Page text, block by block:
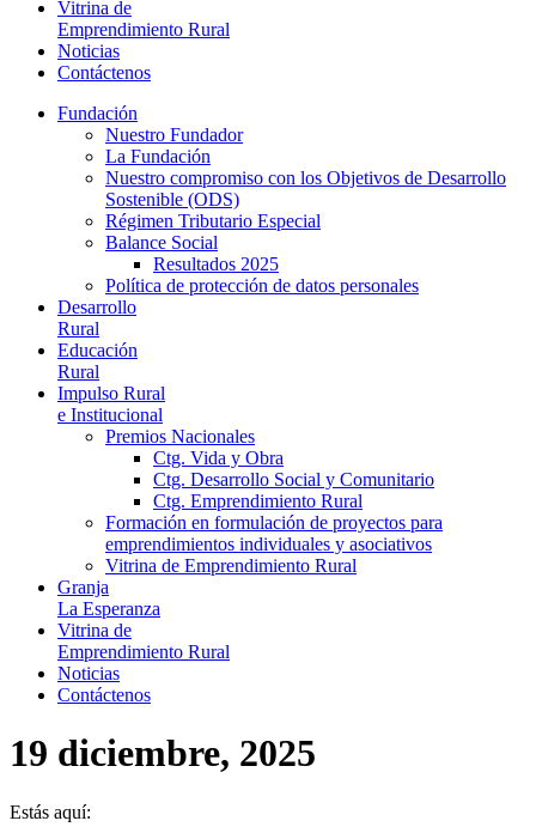
Vitrina de
Emprendimiento Rural
Noticias
Contáctenos
Fundación
Nuestro Fundador
La Fundación
Nuestro compromiso con los Objetivos de Desarrollo
Sostenible (ODS)
Régimen Tributario Especial
Balance Social
Resultados 2025
Política de protección de datos personales
Desarrollo
Rural
Educación
Rural
Impulso Rural
e Institucional
Premios Nacionales
Ctg. Vida y Obra
Ctg. Desarrollo Social y Comunitario
Ctg. Emprendimiento Rural
Formación en formulación de proyectos para
emprendimientos individuales y asociativos
Vitrina de Emprendimiento Rural
Granja
La Esperanza
Vitrina de
Emprendimiento Rural
Noticias
Contáctenos
19 diciembre, 2025
Estás aquí: